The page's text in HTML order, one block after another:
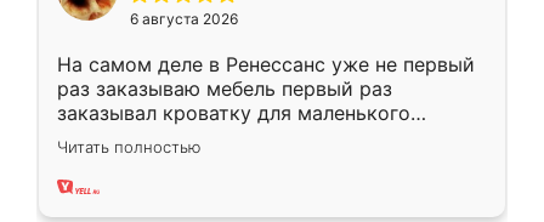
6 августа 2026
На самом деле в Ренессанс уже не первый
раз заказываю мебель первый раз
заказывал кроватку для маленького
ребёнка при его рождении ,во второй раз
заказал шкаф-купе. По качеству очень
хорошее сборка достаточно быстрая,
Читать полностью